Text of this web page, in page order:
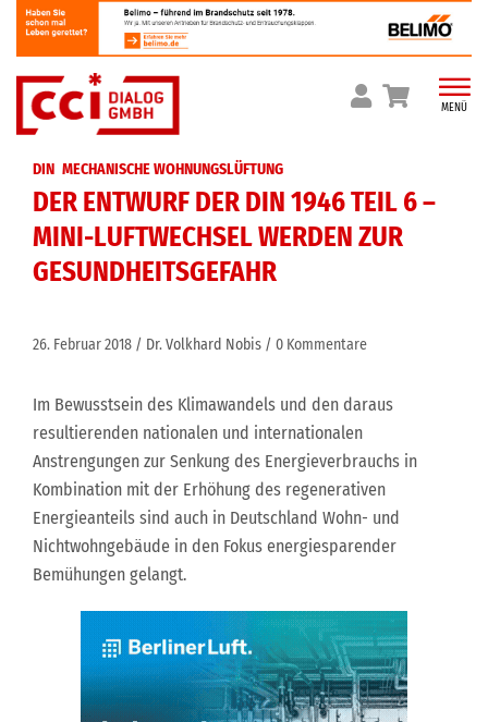
Skip
to
content
MENÜ
DIN MECHANISCHE WOHNUNGSLÜFTUNG
DER ENTWURF DER DIN 1946 TEIL 6 –
MINI-LUFTWECHSEL WERDEN ZUR
GESUNDHEITSGEFAHR
26. Februar 2018 Dr. Volkhard Nobis 0 Kommentare
Im Bewusstsein des Klimawandels und den daraus
resultierenden nationalen und internationalen
Anstrengungen zur Senkung des Energieverbrauchs in
Kombination mit der Erhöhung des regenerativen
Energieanteils sind auch in Deutschland Wohn- und
Nichtwohngebäude in den Fokus energiesparender
Bemühungen gelangt.